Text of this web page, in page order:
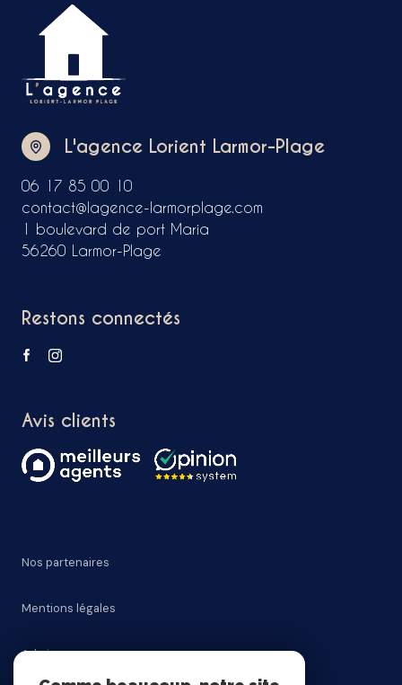
L'agence Lorient Larmor-Plage
06 17 85 00 10
contact@lagence-larmorplage.com
1 boulevard de port Maria
56260 Larmor-Plage
Restons connectés
Avis clients
Nos partenaires
Mentions légales
Admin